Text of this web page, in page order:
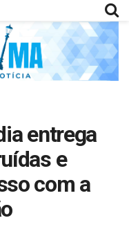
entrega
e
com a